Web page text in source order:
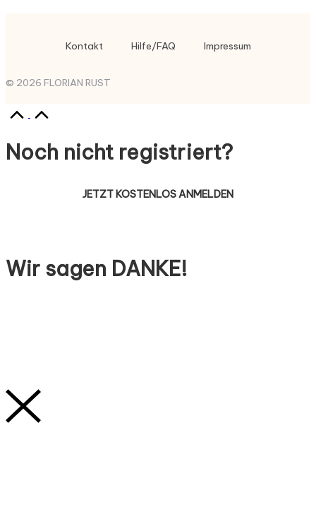
Kontakt Hilfe/FAQ Impressum
© 2026 FLORIAN RUST
Noch nicht registriert?
JETZT KOSTENLOS ANMELDEN
Wir sagen DANKE!